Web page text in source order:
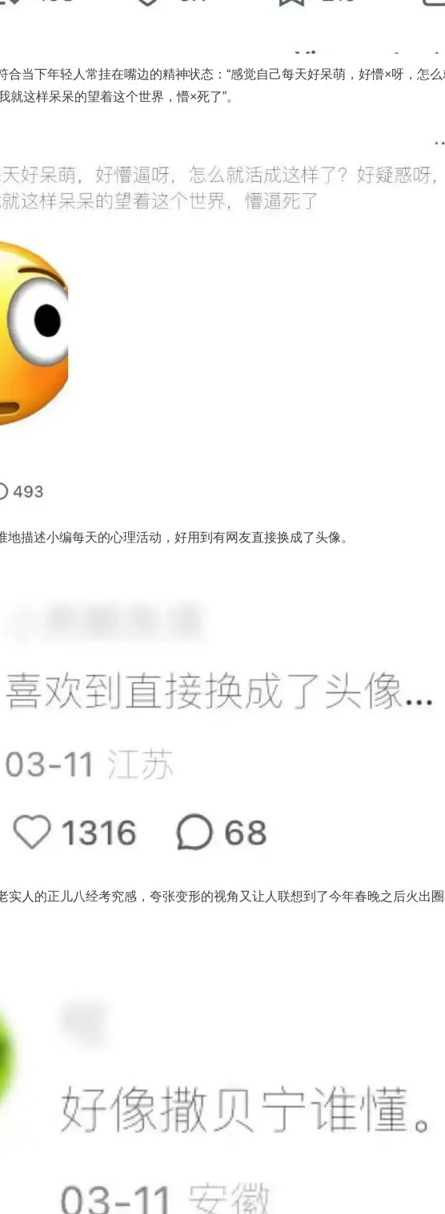
合当下年轻人常挂在嘴边的精神状态：“感觉自己每天好呆萌，好懵×呀，怎么
这样呆呆的望着这个世界，懵×死了”。
地描述小编每天的心理活动，好用到有网友直接换成了头像。
实人的正儿八经考究感，夸张变形的视角又让人联想到了今年春晚之后火出